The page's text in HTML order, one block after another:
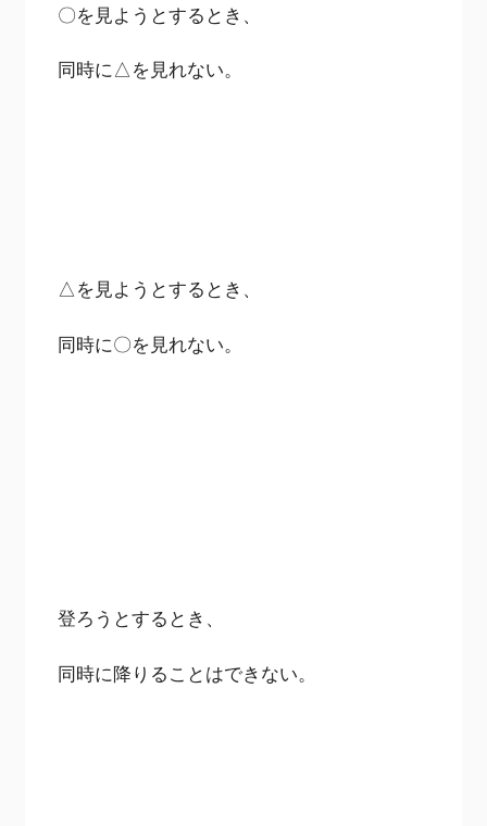
〇を見ようとするとき、
同時に△を見れない。
△を見ようとするとき、
同時に〇を見れない。
登ろうとするとき、
同時に降りることはできない。